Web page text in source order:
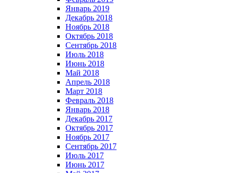
Январь 2019
Декабрь 2018
Ноябрь 2018
Октябрь 2018
Сентябрь 2018
Июль 2018
Июнь 2018
Май 2018
Апрель 2018
Март 2018
Февраль 2018
Январь 2018
Декабрь 2017
Октябрь 2017
Ноябрь 2017
Сентябрь 2017
Июль 2017
Июнь 2017